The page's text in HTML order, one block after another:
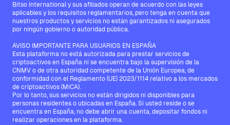
Bitso International y sus afiliados operan de acuerdo con las leyes
aplicables y los requisitos reglamentarios, pero tenga en cuenta que
nuestros productos y servicios no están garantizados ni asegurados
por ningún gobierno o autoridad pública.
AVISO IMPORTANTE PARA USUARIOS EN ESPAÑA
Esta plataforma no está autorizada para prestar servicios de
criptoactivos en España ni se encuentra bajo la supervisión de la
CNMV o de otra autoridad competente de la Unión Europea, de
conformidad con el Reglamento (UE) 2023/1114 relativo a los mercados
de criptoactivos (MiCA).
Por lo tanto, sus servicios no están dirigidos ni disponibles para
personas residentes o ubicadas en España. Si usted reside o se
encuentra en España, no debe abrir una cuenta, depositar fondos ni
realizar operaciones en la plataforma.